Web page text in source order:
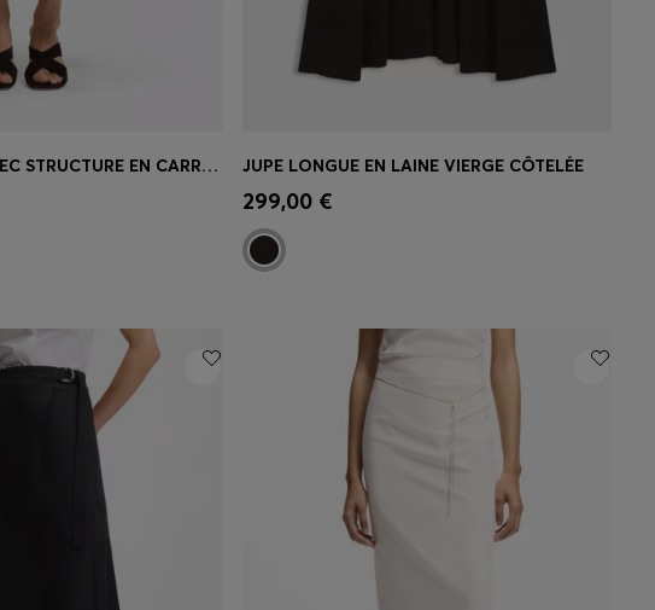
JUPE LONGUE AVEC STRUCTURE EN CARREAUX TRICOTÉE
Achat rapide
taille)
JUPE LONGUE EN LAINE VIERGE CÔTELÉE
299,00 €